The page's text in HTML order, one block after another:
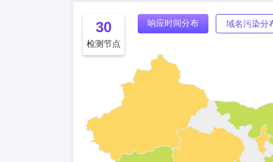
30
检测节点
响应时间分布 域名污染分